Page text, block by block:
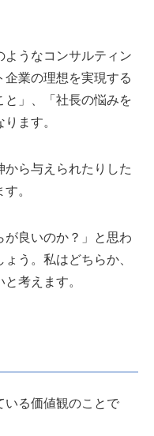
ようなコンサルティン
業の理想を実現する
と」、「社長の悩みを
ます。
から与えられたりした
。
が良いのか？」と思わ
う。私はどちらか、
考えます。
いる価値観のことで